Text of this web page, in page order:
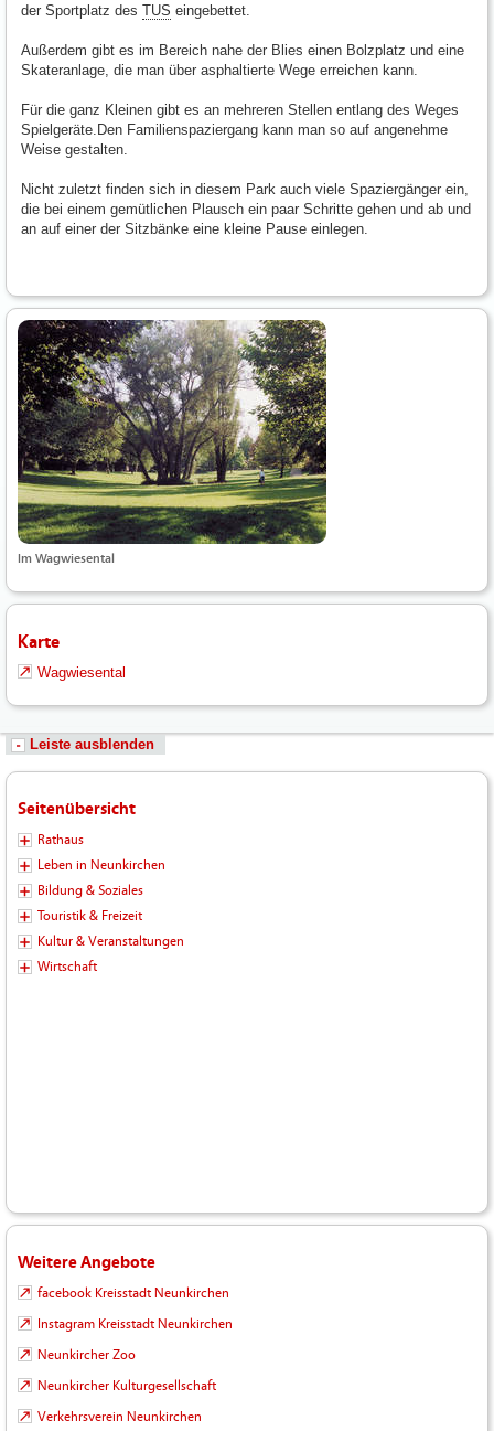
der Sportplatz des TUS eingebettet.
Außerdem gibt es im Bereich nahe der Blies einen Bolzplatz und eine
Skateranlage, die man über asphaltierte Wege erreichen kann.
Für die ganz Kleinen gibt es an mehreren Stellen entlang des Weges
Spielgeräte.Den Familienspaziergang kann man so auf angenehme
Weise gestalten.
Nicht zuletzt finden sich in diesem Park auch viele Spaziergänger ein,
die bei einem gemütlichen Plausch ein paar Schritte gehen und ab und
an auf einer der Sitzbänke eine kleine Pause einlegen.
Im Wagwiesental
Karte
Wagwiesental
Leiste ausblenden
Seitenübersicht
Rathaus
Leben in Neunkirchen
Bildung & Soziales
Touristik & Freizeit
Kultur & Veranstaltungen
Wirtschaft
Weitere Angebote
facebook Kreisstadt Neunkirchen
Instagram Kreisstadt Neunkirchen
Neunkircher Zoo
Neunkircher Kulturgesellschaft
Verkehrsverein Neunkirchen